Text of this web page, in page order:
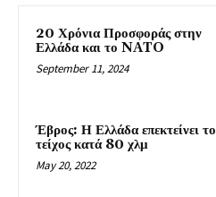
20 Χρόνια Προσφοράς στην
Ελλάδα και το NATO
September 11, 2024
Έβρος: Η Ελλάδα επεκτείνει το
τείχος κατά 80 χλμ
May 20, 2022